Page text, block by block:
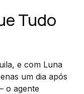
Tudo
e com Luna
um dia após
o agente